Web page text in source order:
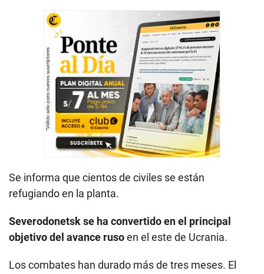
Se informa que cientos de civiles se están
refugiando en la planta.
Severodonetsk se ha convertido en el principal
objetivo del avance rusoen el este de Ucrania.
Los combates han durado más de tres meses. El